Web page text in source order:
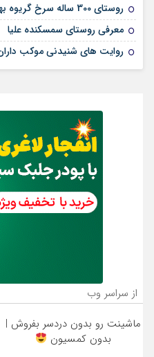
روستای 300 ساله سرخ ‌گریوه بهشهر با اهالی کردستان + تصاویر
معرفی روستای سمسکنده علیا
روایت های شنیدنی موکب
از سراسر وب
ماشینت رو بدون دردسر بفروش |
بدون کمسیون